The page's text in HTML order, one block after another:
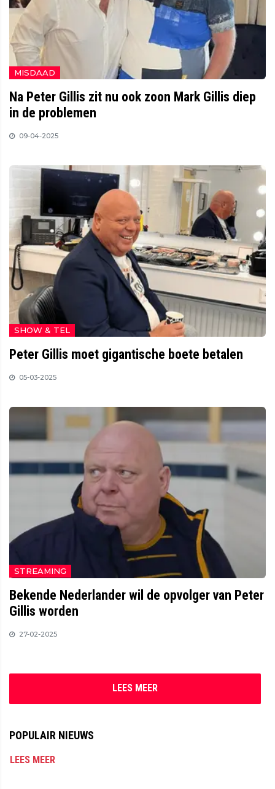
MISDAAD
Na Peter Gillis zit nu ook zoon Mark Gillis diep
in de problemen
09-04-2025
SHOW & TEL
Peter Gillis moet gigantische boete betalen
05-03-2025
STREAMING
Bekende Nederlander wil de opvolger van Peter
Gillis worden
27-02-2025
LEES MEER
POPULAIR NIEUWS
LEES MEER